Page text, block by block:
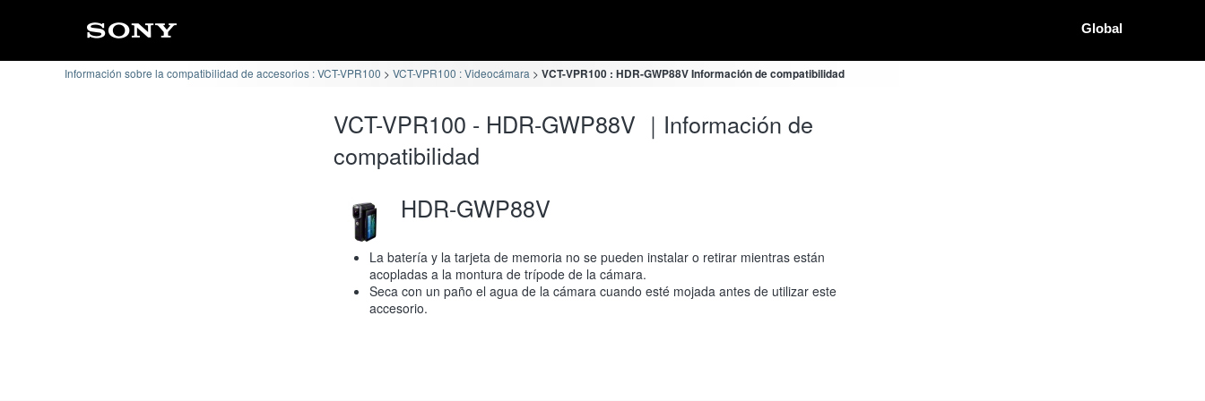
Global
Información sobre la compatibilidad de accesorios : VCT-VPR100 VCT-VPR100 : Videocámara VCT-VPR100 : HDR-GWP88V Información de compatibilidad
VCT-VPR100 - HDR-GWP88V ｜Información de
compatibilidad
HDR-GWP88V
La batería y la tarjeta de memoria no se pueden instalar o retirar mientras están
acopladas a la montura de trípode de la cámara.
Seca con un paño el agua de la cámara cuando esté mojada antes de utilizar este
accesorio.